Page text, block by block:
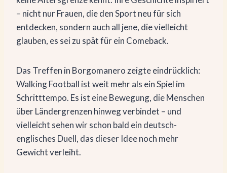
– nicht nur Frauen, die den Sport neu für sich
entdecken, sondern auch all jene, die vielleicht
glauben, es sei zu spät für ein Comeback.
Das Treffen in Borgomanero zeigte eindrücklich:
Walking Football ist weit mehr als ein Spiel im
Schritttempo. Es ist eine Bewegung, die Menschen
über Ländergrenzen hinweg verbindet – und
vielleicht sehen wir schon bald ein deutsch-
englisches Duell, das dieser Idee noch mehr
Gewicht verleiht.